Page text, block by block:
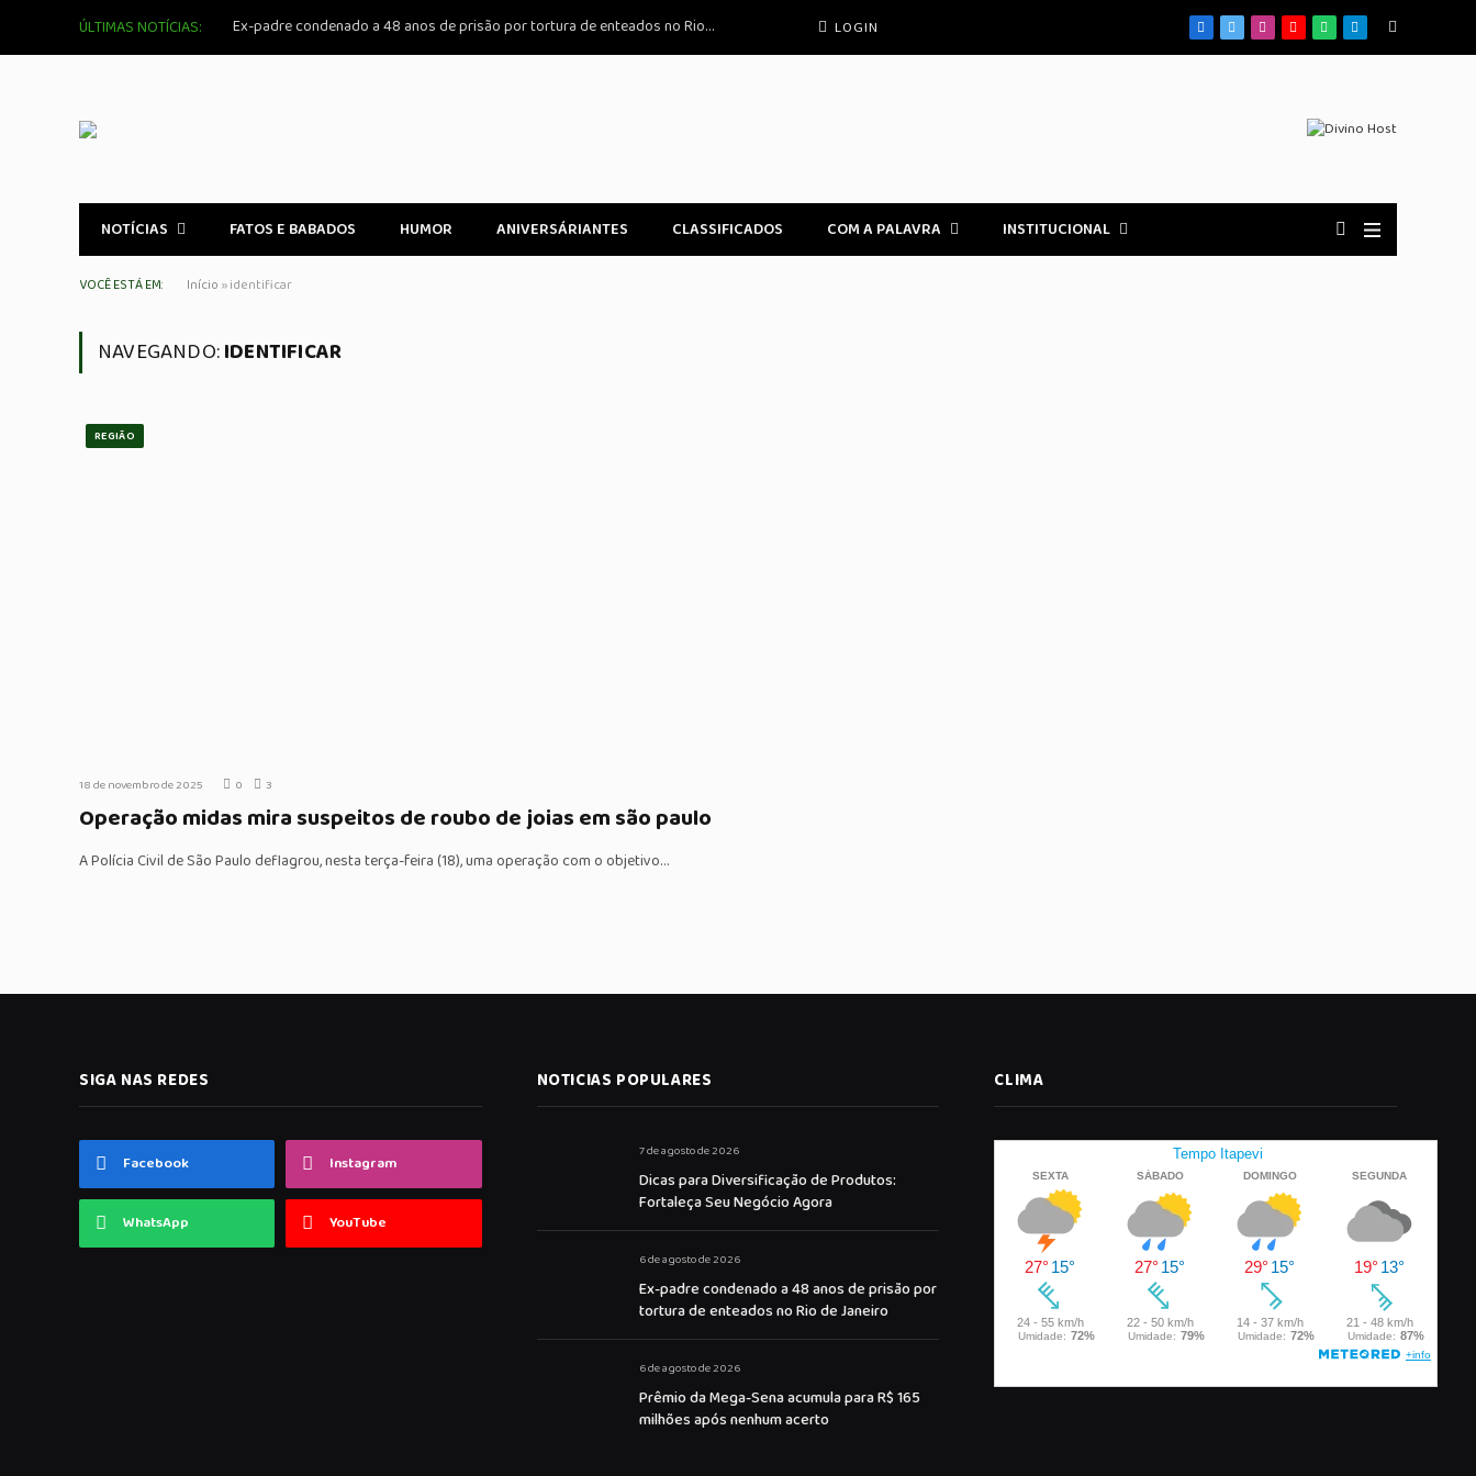
ÚLTIMAS NOTÍCIAS: Ex-padre condenado a 48 anos de prisão por tortura de enteados no Rio de Janeiro LOGIN Facebook
X
(Twitter)
Instagram
YouTubeWhatsApp
Telegrama
NOTÍCIAS FATOS E BABADOS HUMOR ANIVERSÁRIANTES CLASSIFICADOS COM A PALAVRA INSTITUCIONAL
VOCÊ ESTÁ EM: Início »identificar
NAVEGANDO:IDENTIFICAR
REGIÃO
18 de novembro de 2025 0 3
Operação midas mira suspeitos de roubo de joias em são paulo
A Polícia Civil de São Paulo deflagrou, nesta terça-feira (18), uma operação com o objetivo…
SIGA NAS REDES
Facebook Instagram
WhatsApp YouTube
NOTICIAS POPULARES
7 de agosto de 2026
Dicas para Diversificação de Produtos:
Fortaleça Seu Negócio Agora
6 de agosto de 2026
Ex-padre condenado a 48 anos de prisão por
tortura de enteados no Rio de Janeiro
6 de agosto de 2026
Prêmio da Mega-Sena acumula para R$ 165
milhões após nenhum acerto
CLIMA